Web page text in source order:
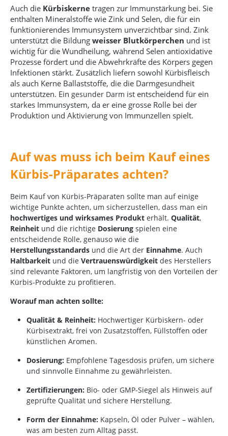
Auch die Kürbiskerne tragen zur Immunstärkung bei. Sie
enthalten Mineralstoffe wie Zink und Selen, die für ein
funktionierendes Immunsystem unverzichtbar sind. Zink
unterstützt die Bildung weisser Blutkörperchen und ist
wichtig für die Wundheilung, während Selen antioxidative
Prozesse fördert und die Abwehrkräfte des Körpers gegen
Infektionen stärkt. Zusätzlich liefern sowohl Kürbisfleisch
als auch Kerne Ballaststoffe, die die Darmgesundheit
unterstützen. Ein gesunder Darm ist entscheidend für ein
starkes Immunsystem, da er eine grosse Rolle bei der
Produktion und Aktivierung von Immunzellen spielt.
Auf was muss ich beim Kauf eines
Kürbis-Präparates achten?
Beim Kauf von Kürbis-Präparaten sollte man auf einige
wichtige Punkte achten, um sicherzustellen, dass man ein
hochwertiges und wirksames Produkt erhält. Qualität,
Reinheit und die richtige Dosierung spielen eine
entscheidende Rolle, genauso wie die
Herstellungsstandards und die Art der Einnahme. Auch
Haltbarkeit und die Vertrauenswürdigkeit des Herstellers
sind relevante Faktoren, um langfristig von den Vorteilen der
Kürbis-Produkte zu profitieren.
Worauf man achten sollte:
Qualität & Reinheit: Hochwertiger Kürbiskern- oder
Kürbisextrakt, frei von Zusatzstoffen, Füllstoffen oder
künstlichen Aromen.
Dosierung: Empfohlene Tagesdosis prüfen, um sichere
und sinnvolle Einnahme zu gewährleisten.
Zertifizierungen: Bio- oder GMP-Siegel als Hinweis auf
geprüfte Qualität und sichere Herstellung.
Form der Einnahme: Kapseln, Öl oder Pulver – wählen,
was am besten zum Alltag passt.